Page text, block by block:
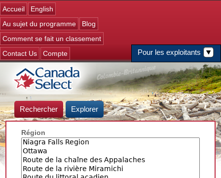
Accueil
English
Au sujet du programme
Blog
Pour les exploitants
Comment se fait un classement
Contact Us
Compte
Rechercher Explorer
Région